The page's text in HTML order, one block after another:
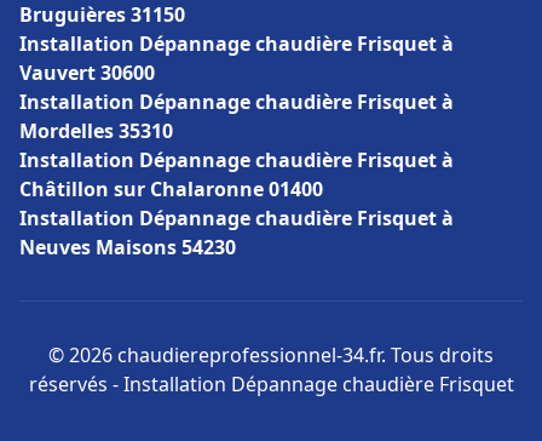
Bruguières 31150
Installation Dépannage chaudière Frisquet à
Vauvert 30600
Installation Dépannage chaudière Frisquet à
Mordelles 35310
Installation Dépannage chaudière Frisquet à
Châtillon sur Chalaronne 01400
Installation Dépannage chaudière Frisquet à
Neuves Maisons 54230
© 2026 chaudiereprofessionnel-34.fr. Tous droits
réservés - Installation Dépannage chaudière Frisquet